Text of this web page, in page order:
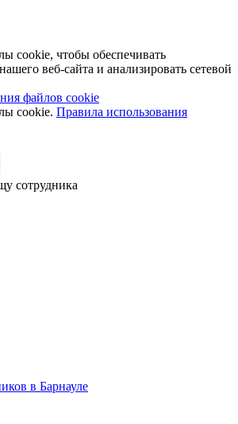
cookie, чтобы обеспечивать
веб-сайта и анализировать сетевой
файлов cookie
cookie. Правила использования
сотрудника
в Барнауле